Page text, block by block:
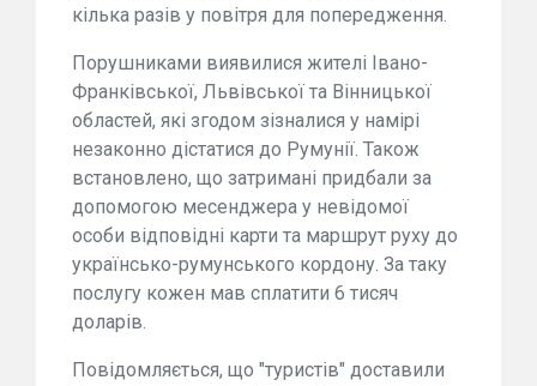
кілька разів у повітря для попередження.
Порушниками виявилися жителі Івано-
Франківської, Львівської та Вінницької
областей, які згодом зізналися у намірі
незаконно дістатися до Румунії. Також
встановлено, що затримані придбали за
допомогою месенджера у невідомої
особи відповідні карти та маршрут руху до
українсько-румунського кордону. За таку
послугу кожен мав сплатити 6 тисяч
доларів.
Повідомляється, що "туристів" доставили